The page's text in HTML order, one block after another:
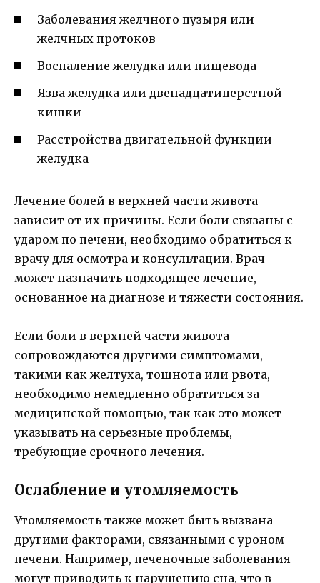
Заболевания желчного пузыря или
желчных протоков
Воспаление желудка или пищевода
Язва желудка или двенадцатиперстной
кишки
Расстройства двигательной функции
желудка
Лечение болей в верхней части живота
зависит от их причины. Если боли связаны с
ударом по печени, необходимо обратиться к
врачу для осмотра и консультации. Врач
может назначить подходящее лечение,
основанное на диагнозе и тяжести состояния.
Если боли в верхней части живота
сопровождаются другими симптомами,
такими как желтуха, тошнота или рвота,
необходимо немедленно обратиться за
медицинской помощью, так как это может
указывать на серьезные проблемы,
требующие срочного лечения.
Ослабление и утомляемость
Утомляемость также может быть вызвана
другими факторами, связанными с уроном
печени. Например, печеночные заболевания
могут приводить к нарушению сна, что в